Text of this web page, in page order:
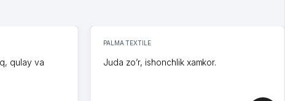
qulay va
PALMA TEXTILE
Juda zo’r, ishonchlik xamkor.